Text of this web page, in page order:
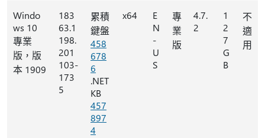
Windo
ws 10
專業
版，版
本 1909
183
63.1
198.
201
103-
173
5
累積
鍵盤
458
678
6
.NET
KB
457
897
4
x64
E
N
-
U
S
專
業
版
4.7.
2
1
2
7
G
B
不
適
用